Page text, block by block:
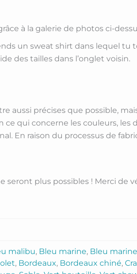
à la galerie de photos ci-
un sweat shirt dans lequel tu
des tailles dans l’onglet voisin.
aussi précises que possible,
qui concerne les couleurs, les
En raison du processus de
plus possibles ! Merci de
malibu, Bleu marine, Bleu
, Bordeaux, Bordeaux chiné,